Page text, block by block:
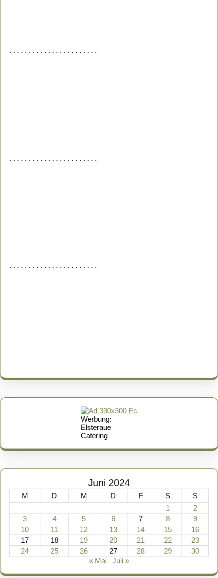
. . . . . . . . . . . . . . . . . . . . . . .
. . . . . . . . . . . . . . . . . . . . . . .
. . . . . . . . . . . . . . . . . . . . . . .
Werbung:
Elsteraue
Catering
Juni 2024
M D M D F S
S
1
2
3
4 5 6 7 8
9
10
11 12 13 14 15
16
17
18 19 20 21 22
23
24
25 26 27 28 29
30
« Mai
Juli »